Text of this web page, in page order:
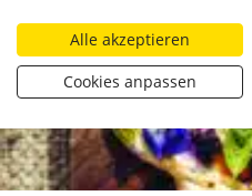
Alle akzeptieren
Cookies anpassen